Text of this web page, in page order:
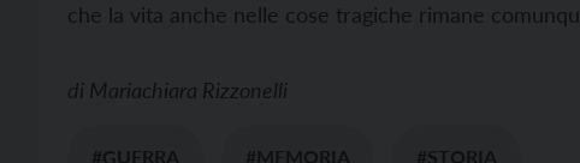
che la vita anche nelle cose tragiche rimane
di Mariachiara Rizzonelli
#GUERRA #MEMORIA #STORIA